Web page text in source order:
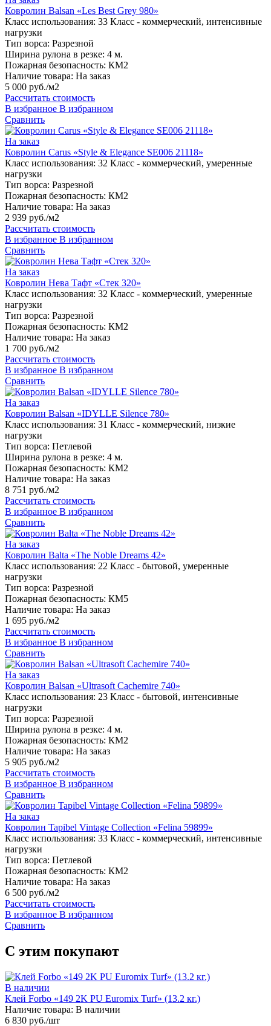
Ковролин Balsan «Les Best Grey 980»
Класс использования: 33 Класс - коммерческий, интенсивные
нагрузки
Тип ворса: Разрезной
Ширина рулона в резке: 4 м.
Пожарная безопасность: КМ2
Наличие товара: На заказ
5 000 руб./м2
Рассчитать стоимость
В избранное В избранном
Сравнить
На заказ
Ковролин Carus «Style & Elegance SE006 21118»
Класс использования: 32 Класс - коммерческий, умеренные
нагрузки
Тип ворса: Разрезной
Пожарная безопасность: КМ2
Наличие товара: На заказ
2 939 руб./м2
Рассчитать стоимость
В избранное В избранном
Сравнить
На заказ
Ковролин Нева Тафт «Стек 320»
Класс использования: 32 Класс - коммерческий, умеренные
нагрузки
Тип ворса: Разрезной
Пожарная безопасность: КМ2
Наличие товара: На заказ
1 700 руб./м2
Рассчитать стоимость
В избранное В избранном
Сравнить
На заказ
Ковролин Balsan «IDYLLE Silence 780»
Класс использования: 31 Класс - коммерческий, низкие
нагрузки
Тип ворса: Петлевой
Ширина рулона в резке: 4 м.
Пожарная безопасность: КМ2
Наличие товара: На заказ
8 751 руб./м2
Рассчитать стоимость
В избранное В избранном
Сравнить
На заказ
Ковролин Balta «The Noble Dreams 42»
Класс использования: 22 Класс - бытовой, умеренные
нагрузки
Тип ворса: Разрезной
Пожарная безопасность: КМ5
Наличие товара: На заказ
1 695 руб./м2
Рассчитать стоимость
В избранное В избранном
Сравнить
На заказ
Ковролин Balsan «Ultrasoft Cachemire 740»
Класс использования: 23 Класс - бытовой, интенсивные
нагрузки
Тип ворса: Разрезной
Ширина рулона в резке: 4 м.
Пожарная безопасность: КМ2
Наличие товара: На заказ
5 905 руб./м2
Рассчитать стоимость
В избранное В избранном
Сравнить
На заказ
Ковролин Tapibel Vintage Collection «Felina 59899»
Класс использования: 33 Класс - коммерческий, интенсивные
нагрузки
Тип ворса: Петлевой
Пожарная безопасность: КМ2
Наличие товара: На заказ
6 500 руб./м2
Рассчитать стоимость
В избранное В избранном
Сравнить
С этим покупают
В наличии
Клей Forbo «149 2K PU Euromix Turf» (13.2 кг.)
Наличие товара: В наличии
6 830 руб./шт